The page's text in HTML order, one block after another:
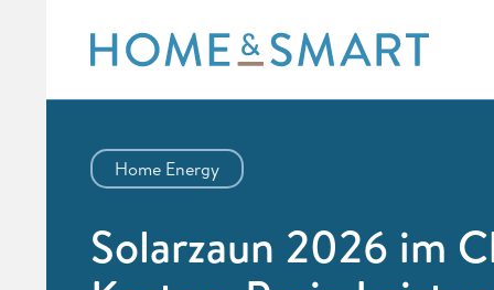
content
Home Energy
Solarzaun 2026 im